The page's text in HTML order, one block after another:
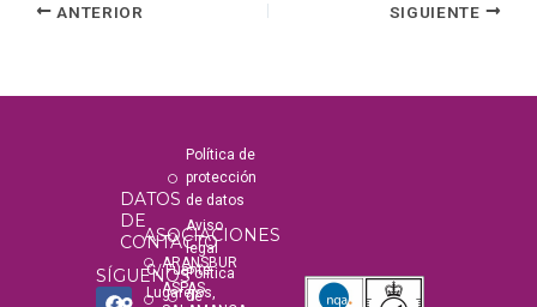
ANTERIOR SIGUIENTE
SÍGUENOS
F
IY
T
DATOS
DE
CONTACTO
C/ Fuente
Lugarejos,
ASOCIACIONES
ARANSBUR
ASPAS
Política de
protección
de datos
Aviso
legal
Política
de